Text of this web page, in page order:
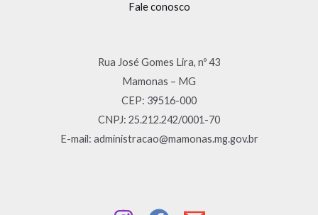
Fale conosco
Rua José Gomes Lira, nº 43
Mamonas – MG
CEP: 39516-000
CNPJ: 25.212.242/0001-70
E-mail: administracao@mamonas.mg.gov.br